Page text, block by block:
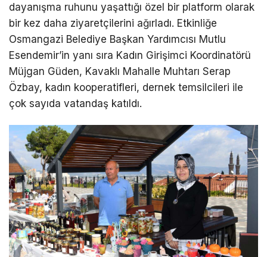
dayanışma ruhunu yaşattığı özel bir platform olarak
bir kez daha ziyaretçilerini ağırladı. Etkinliğe
Osmangazi Belediye Başkan Yardımcısı Mutlu
Esendemir’in yanı sıra Kadın Girişimci Koordinatörü
Müjgan Güden, Kavaklı Mahalle Muhtarı Serap
Özbay, kadın kooperatifleri, dernek temsilcileri ile
çok sayıda vatandaş katıldı.